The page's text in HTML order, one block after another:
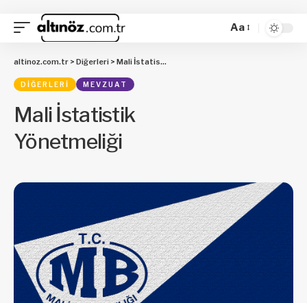
Aa
altinoz.com.tr > Diğerleri > Mali İstatistik Yönetmeliği
DIĞERLERI MEVZUAT
Mali İstatistik
Yönetmeliği